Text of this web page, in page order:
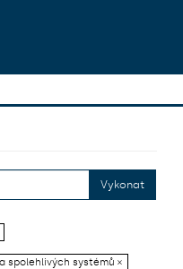
Vykonat
spolehlivých systémů ×